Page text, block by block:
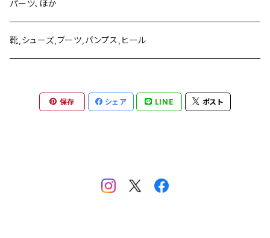
ブレスレット、バングル
ブローチ、バッチ
ネクタイピンほか
パーツ、ほか
靴,シューズ,ブーツ,パンプス,ヒール
保存 シェア LINE ポスト